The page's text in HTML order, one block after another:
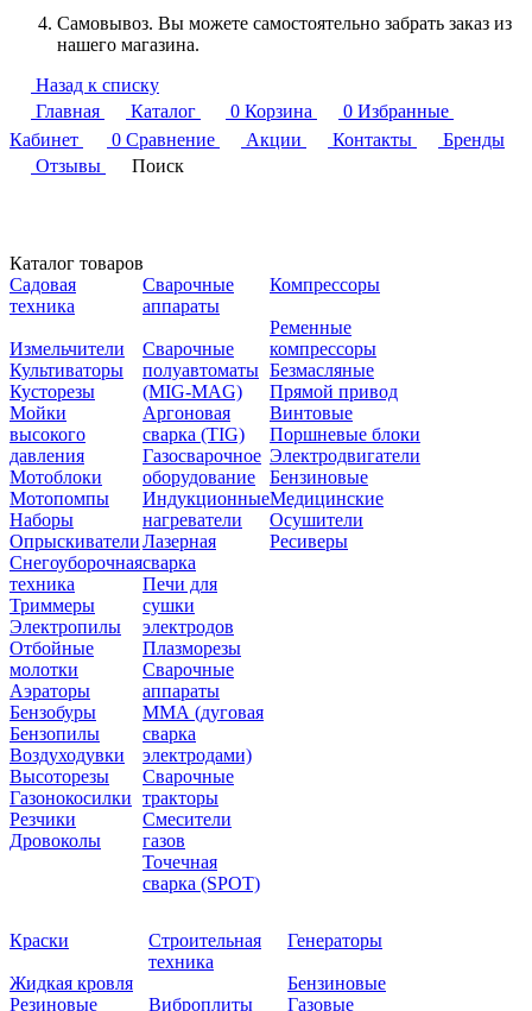
Самовывоз. Вы можете самостоятельно забрать заказ из
нашего магазина.
Назад к списку
Главная
Каталог 0 Корзина 0 Избранные
Кабинет
0 Сравнение Акции Контакты
Бренды
Отзывы
Поиск
Каталог товаров
Садовая
техника
Измельчители
Культиваторы
Кусторезы
Мойки
высокого
давления
Мотоблоки
Мотопомпы
Наборы
Опрыскиватели
Снегоуборочная
техника
Триммеры
Электропилы
Отбойные
молотки
Аэраторы
Бензобуры
Бензопилы
Воздуходувки
Высоторезы
Газонокосилки
Резчики
Дровоколы
Сварочные
аппараты
Сварочные
полуавтоматы
(MIG-MAG)
Аргоновая
сварка (TIG)
Газосварочное
оборудование
Индукционные
нагреватели
Лазерная
сварка
Печи для
сушки
электродов
Плазморезы
Сварочные
аппараты
ММА (дуговая
сварка
электродами)
Сварочные
тракторы
Смесители
газов
Точечная
сварка (SPOT)
Компрессоры
Ременные
компрессоры
Безмасляные
Прямой привод
Винтовые
Поршневые блоки
Электродвигатели
Бензиновые
Медицинские
Осушители
Ресиверы
Краски
Жидкая кровля
Резиновые
Строительная
техника
Виброплиты
Генераторы
Бензиновые
Газовые